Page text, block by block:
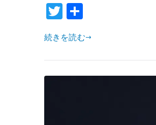
T
w
it
te
r
続きを読む